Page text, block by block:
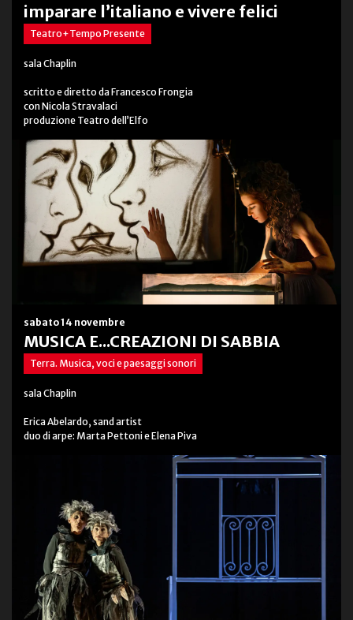
imparare l’italiano e vivere felici
Teatro+Tempo Presente
sala Chaplin
scritto e diretto da Francesco Frongia
con Nicola Stravalaci
produzione Teatro dell’Elfo
sabato 14 novembre
MUSICA E...CREAZIONI DI SABBIA
Terra. Musica, voci e paesaggi sonori
sala Chaplin
Erica Abelardo, sand artist
duo di arpe: Marta Pettoni e Elena Piva